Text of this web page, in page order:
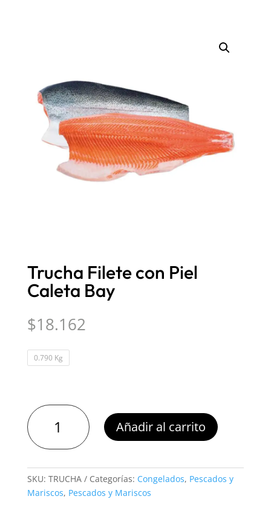
Trucha Filete con Piel
Caleta Bay
$18.162
0.790 Kg
Trucha
Filete
con
Caleta
Bay
cantidad
Añadir al carrito
SKU: TRUCHA Categorías: Congelados, Pescados y
Mariscos, Pescados y Mariscos